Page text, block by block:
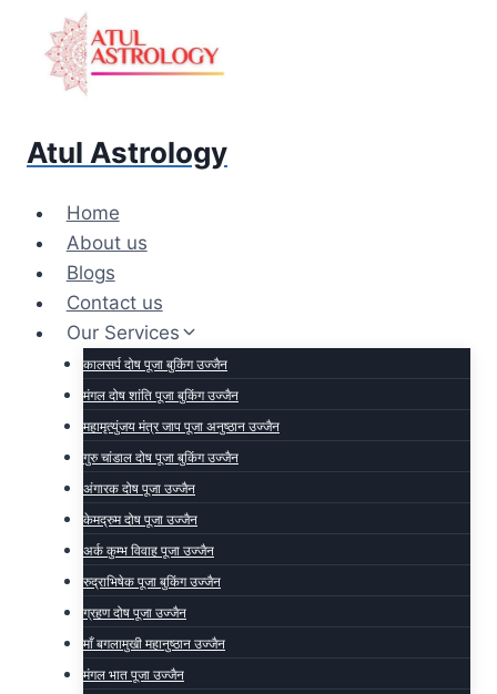
Atul Astrology
Home
About us
Blogs
Contact us
Our Services
कालसर्प दोष पूजा बुकिंग उज्जैन
मंगल दोष शांति पूजा बुकिंग उज्जैन​
महामृत्युंजय मंत्र जाप पूजा अनुष्ठान उज्जैन
गुरु चांडाल दोष पूजा बुकिंग उज्जैन
अंगारक दोष पूजा उज्जैन
केमद्रुम दोष पूजा उज्जैन
अर्क कुम्भ विवाह पूजा उज्जैन
रुद्राभिषेक पूजा बुकिंग उज्जैन
ग्रहण दोष पूजा उज्जैन
माँ बगलामुखी महानुष्ठान उज्जैन
मंगल भात पूजा उज्जैन